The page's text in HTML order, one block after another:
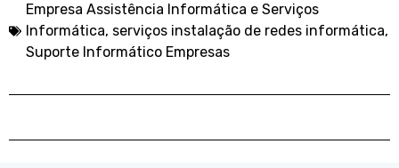
Empresa Assistência Informática e Serviços
Informática, serviços instalação de redes informática,
Suporte Informático Empresas